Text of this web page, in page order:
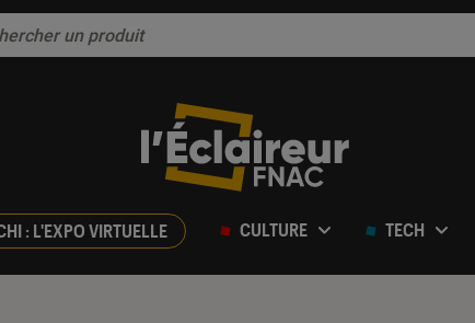
: L'EXPO VIRTUELLE CULTURE TECH